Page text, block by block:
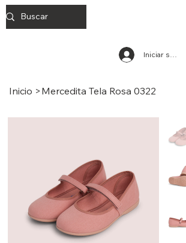
Iniciar sesión
Inicio > Mercedita Tela Rosa 0322